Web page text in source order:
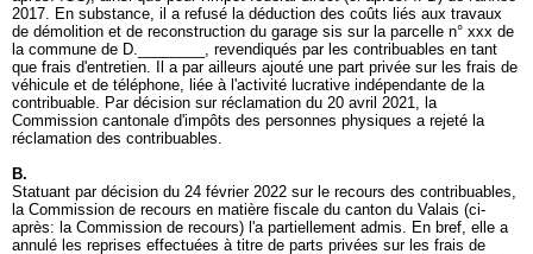
2017. En substance, il a refusé la déduction des coûts liés aux travaux
de démolition et de reconstruction du garage sis sur la parcelle n° xxx de
la commune de D.________, revendiqués par les contribuables en tant
que frais d'entretien. Il a par ailleurs ajouté une part privée sur les frais de
véhicule et de téléphone, liée à l'activité lucrative indépendante de la
contribuable. Par décision sur réclamation du 20 avril 2021, la
Commission cantonale d'impôts des personnes physiques a rejeté la
réclamation des contribuables.
B.
Statuant par décision du 24 février 2022 sur le recours des contribuables,
la Commission de recours en matière fiscale du canton du Valais (ci-
après: la Commission de recours) l'a partiellement admis. En bref, elle a
annulé les reprises effectuées à titre de parts privées sur les frais de